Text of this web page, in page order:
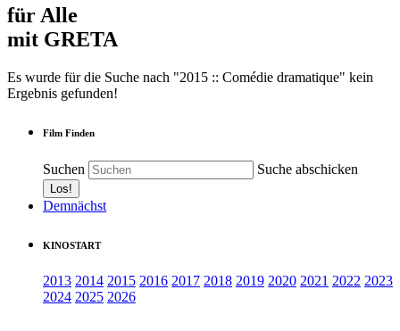
für Alle
mit GRETA
Es wurde für die Suche nach "2015 :: Comédie dramatique" kein
Ergebnis gefunden!
Film Finden
Suchen Suche abschicken
Demnächst
KINOSTART
2013 2014 2015 2016 2017 2018 2019 2020 2021 2022 2023
2024 2025 2026